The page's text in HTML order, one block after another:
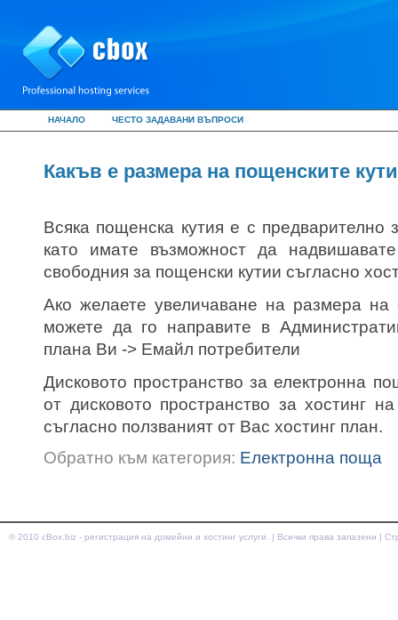
НАЧАЛО ЧЕСТО ЗАДАВАНИ ВЪПРОСИ
Какъв е размера на пощенските
Всяка пощенска кутия е с предварително
като имате възможност да
свободния за пощенски кутии съгласно
Ако желаете увеличаване на размера на
можете да го направите в
плана Ви -> Емайл потребители
Дисковото пространство за електронна
от дисковото пространство за хостинг
съгласно ползваният от Вас хостинг план.
Обратно към категория: Електронна поща
© 2010 cBox.biz - регистрация на домейни и хостинг услуги. | Всички права запазени |